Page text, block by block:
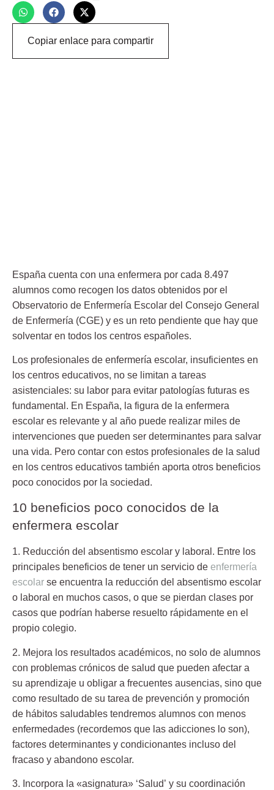
Copiar enlace para compartir
España cuenta con una enfermera por cada 8.497
alumnos como recogen los datos obtenidos por el
Observatorio de Enfermería Escolar del Consejo General
de Enfermería (CGE) y es un reto pendiente que hay que
solventar en todos los centros españoles.
Los profesionales de enfermería escolar, insuficientes en
los centros educativos, no se limitan a tareas
asistenciales: su labor para evitar patologías futuras es
fundamental. En España, la figura de la enfermera
escolar es relevante y al año puede realizar miles de
intervenciones que pueden ser determinantes para salvar
una vida. Pero contar con estos profesionales de la salud
en los centros educativos también aporta otros beneficios
poco conocidos por la sociedad.
10 beneficios poco conocidos de la
enfermera escolar
1. Reducción del absentismo escolar y laboral. Entre los
principales beneficios de tener un servicio de enfermería
escolar se encuentra la reducción del absentismo escolar
o laboral en muchos casos, o que se pierdan clases por
casos que podrían haberse resuelto rápidamente en el
propio colegio.
2. Mejora los resultados académicos, no solo de alumnos
con problemas crónicos de salud que pueden afectar a
su aprendizaje u obligar a frecuentes ausencias, sino que
como resultado de su tarea de prevención y promoción
de hábitos saludables tendremos alumnos con menos
enfermedades (recordemos que las adicciones lo son),
factores determinantes y condicionantes incluso del
fracaso y abandono escolar.
3. Incorpora la «asignatura» ‘Salud’ y su coordinación